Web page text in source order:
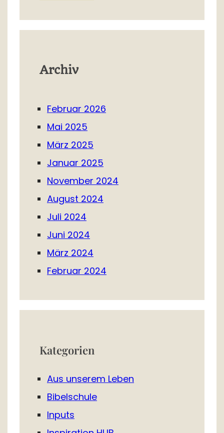
Archiv
Februar 2026
Mai 2025
März 2025
Januar 2025
November 2024
August 2024
Juli 2024
Juni 2024
März 2024
Februar 2024
Kategorien
Aus unserem Leben
Bibelschule
Inputs